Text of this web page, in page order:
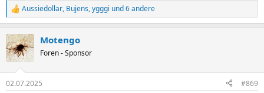
R
e
k
t
i
e
Aussiedollar, Bujens,ygggi und 6 andere
Motengo
Foren - Sponsor
02.07.2025 #869